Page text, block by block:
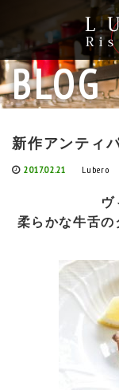
BLOG
新作アンティ
2017.02.21 Lubero
ヴ
柔らかな牛舌